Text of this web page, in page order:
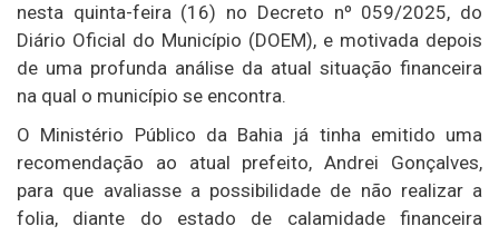
nesta quinta-feira (16) no Decreto nº 059/2025, do
Diário Oficial do Município (DOEM), e motivada depois
de uma profunda análise da atual situação financeira
na qual o município se encontra.
O Ministério Público da Bahia já tinha emitido uma
recomendação ao atual prefeito, Andrei Gonçalves,
para que avaliasse a possibilidade de não realizar a
folia, diante do estado de calamidade financeira